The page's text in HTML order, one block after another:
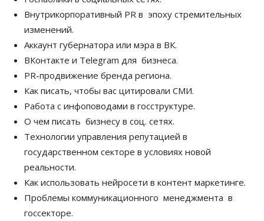
Внутрикорпоративный PR в эпоху стремительных
изменений.
Аккаунт губернатора или мэра в ВК.
ВКонтакте и Telegram для бизнеса.
PR-продвижение бренда региона.
Как писать, чтобы вас цитировали СМИ.
Работа с инфоповодами в госструктуре.
О чем писать бизнесу в соц. сетях.
Технологии управления репутацией в
государственном секторе в условиях новой
реальности.
Как использовать нейросети в контент маркетинге.
Проблемы коммуникационного менеджмента в
госсекторе.